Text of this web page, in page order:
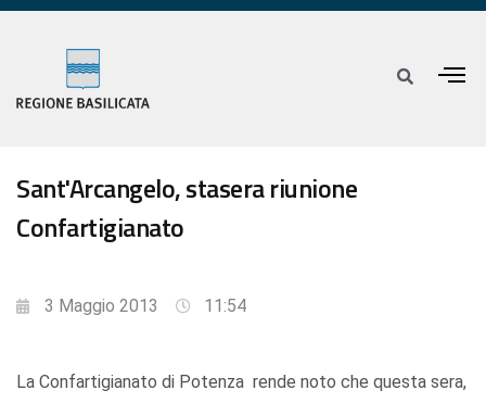
Sant'Arcangelo, stasera riunione
Confartigianato
3 Maggio 2013 11:54
La Confartigianato di Potenza rende noto che questa sera,